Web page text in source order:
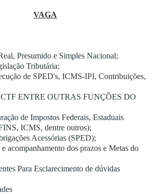
VAGA
Presumido e Simples Nacional;
Tributária;
de SPED's, ICMS-IPI, Contribuições,
ENTRE OUTRAS FUNÇÕES DO
de Impostos Federais, Estaduais
ICMS, dentre outros);
Acessórias (SPED);
acompanhamento dos prazos e Metas do
Para Esclarecimento de dúvidas